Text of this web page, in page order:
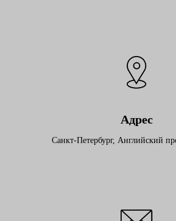
Адрес
Санкт-Петербург, Английский